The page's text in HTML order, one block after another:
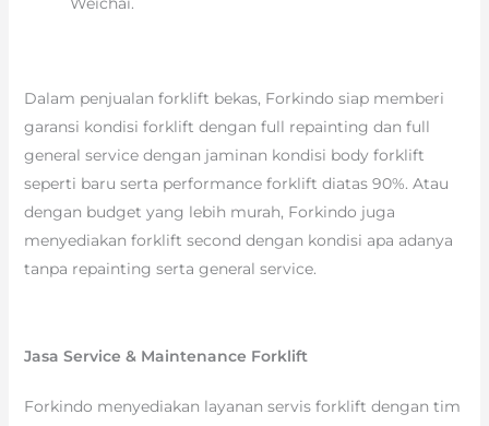
Dalam penjualan forklift bekas, Forkindo siap memberi
garansi kondisi forklift dengan full repainting dan full
general service dengan jaminan kondisi body forklift
seperti baru serta performance forklift diatas 90%. Atau
dengan budget yang lebih murah, Forkindo juga
menyediakan forklift second dengan kondisi apa adanya
tanpa repainting serta general service.
Jasa Service & Maintenance Forklift
Forkindo menyediakan layanan servis forklift dengan tim